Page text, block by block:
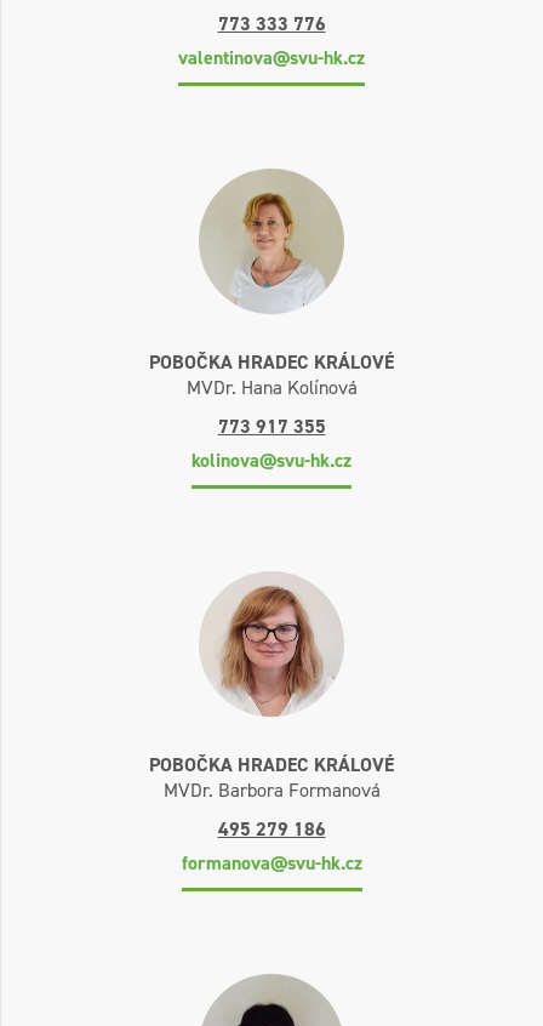
773 333 776
valentinova@svu-hk.cz
POBOČKA HRADEC KRÁLOVÉ
MVDr. Hana Kolínová
773 917 355
kolinova@svu-hk.cz
POBOČKA HRADEC KRÁLOVÉ
MVDr. Barbora Formanová
495 279 186
formanova@svu-hk.cz